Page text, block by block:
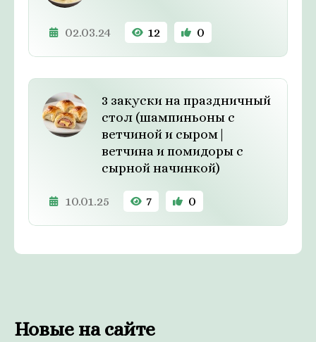
02.03.24 12 0
3 закуски на праздничный
стол (шампиньоны с
ветчиной и сыром|
ветчина и помидоры с
сырной начинкой)
10.01.25 7 0
Новые на сайте